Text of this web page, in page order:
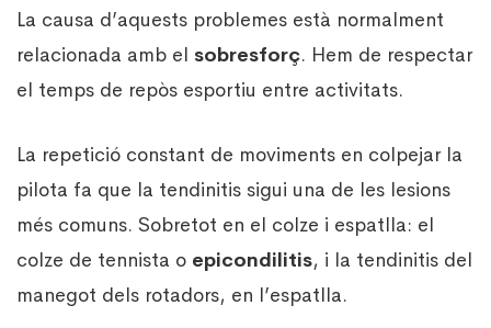
La causa d’aquests problemes està normalment
relacionada amb el sobresforç. Hem de respectar
el temps de repòs esportiu entre activitats.
La repetició constant de moviments en colpejar la
pilota fa que la tendinitis sigui una de les lesions
més comuns. Sobretot en el colze i espatlla: el
colze de tennista o epicondilitis, i la tendinitis del
manegot dels rotadors, en l’espatlla.